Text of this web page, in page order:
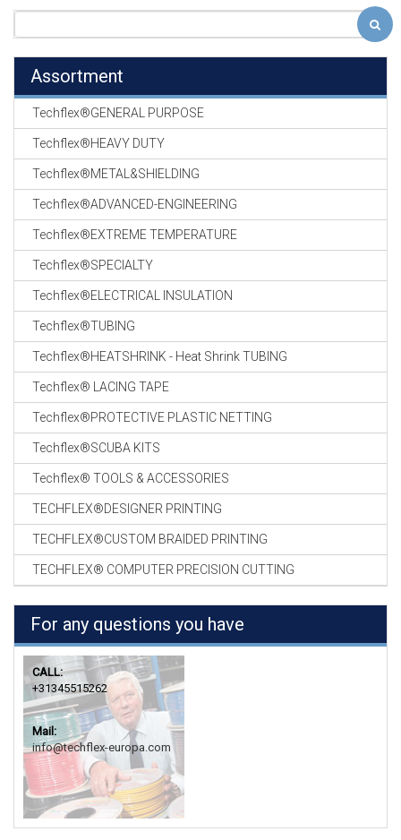
Assortment
Techflex®GENERAL PURPOSE
Techflex®HEAVY DUTY
Techflex®METAL&SHIELDING
Techflex®ADVANCED-ENGINEERING
Techflex®EXTREME TEMPERATURE
Techflex®SPECIALTY
Techflex®ELECTRICAL INSULATION
Techflex®TUBING
Techflex®HEATSHRINK - Heat Shrink TUBING
Techflex® LACING TAPE
Techflex®PROTECTIVE PLASTIC NETTING
Techflex®SCUBA KITS
Techflex® TOOLS & ACCESSORIES
TECHFLEX®DESIGNER PRINTING
TECHFLEX®CUSTOM BRAIDED PRINTING
TECHFLEX® COMPUTER PRECISION CUTTING
For any questions you have
CALL:
+31345515262
Mail:
info@techflex-europa.com